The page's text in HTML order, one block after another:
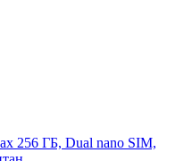
256 ГБ, Dual nano SIM,